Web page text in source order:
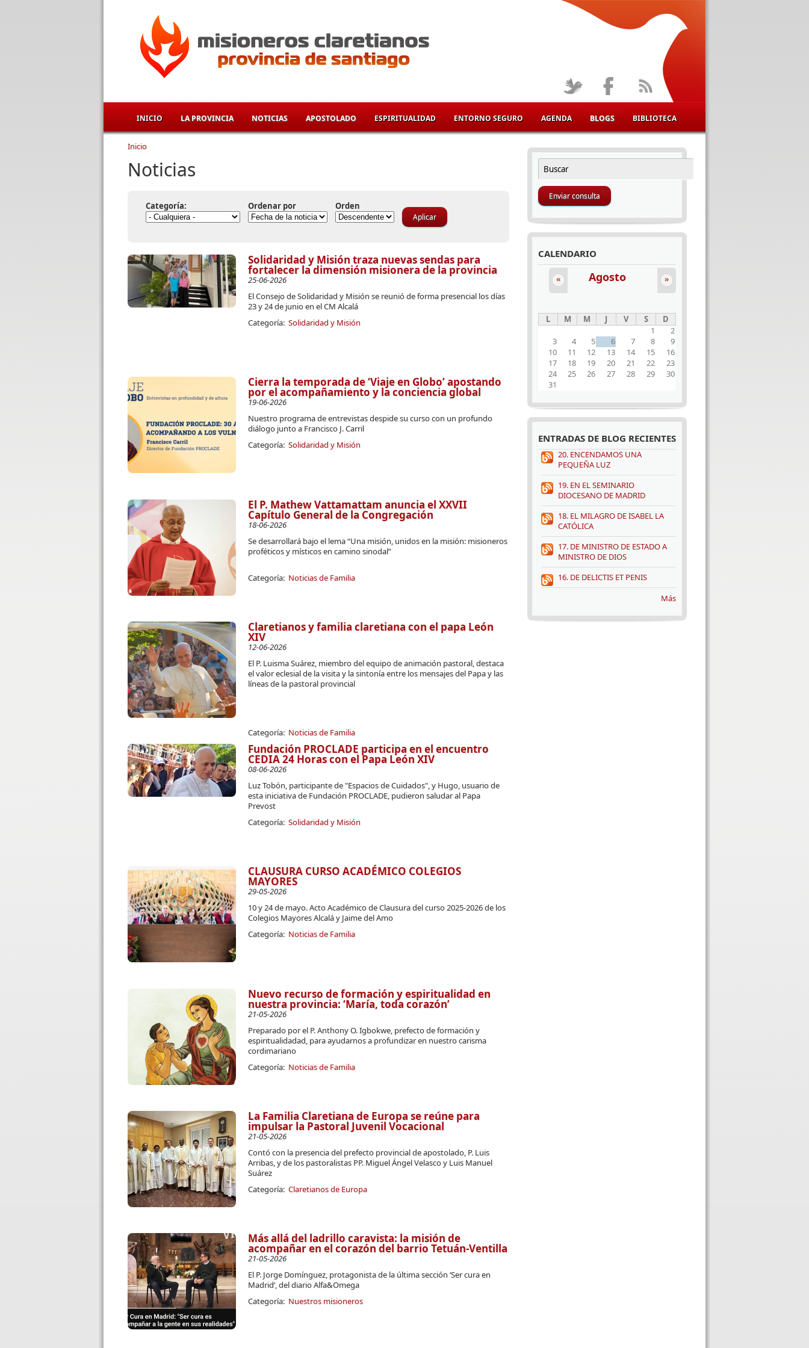
INICIO LA PROVINCIA NOTICIAS APOSTOLADO ESPIRITUALIDAD ENTORNO SEGURO AGENDA BLOGS BIBLIOTECA
Se encuentra usted aquí
Inicio
Noticias
Categoría: Ordenar por Orden
Solidaridad y Misión traza nuevas sendas para
fortalecer la dimensión misionera de la provincia
25-06-2026
El Consejo de Solidaridad y Misión se reunió de forma presencial los días
23 y 24 de junio en el CM Alcalá
Categoría: Solidaridad y Misión
Cierra la temporada de ‘Viaje en Globo’ apostando
por el acompañamiento y la conciencia global
19-06-2026
Nuestro programa de entrevistas despide su curso con un profundo
diálogo junto a Francisco J. Carril
Categoría: Solidaridad y Misión
El P. Mathew Vattamattam anuncia el XXVII
Capítulo General de la Congregación
18-06-2026
Se desarrollará bajo el lema “Una misión, unidos en la misión: misioneros
proféticos y místicos en camino sinodal”
Categoría: Noticias de Familia
Claretianos y familia claretiana con el papa León
XIV
12-06-2026
El P. Luisma Suárez, miembro del equipo de animación pastoral, destaca
el valor eclesial de la visita y la sintonía entre los mensajes del Papa y las
líneas de la pastoral provincial
Categoría: Noticias de Familia
Fundación PROCLADE participa en el encuentro
CEDIA 24 Horas con el Papa León XIV
08-06-2026
Luz Tobón, participante de "Espacios de Cuidados", y Hugo, usuario de
esta iniciativa de Fundación PROCLADE, pudieron saludar al Papa
Prevost
Categoría: Solidaridad y Misión
CLAUSURA CURSO ACADÉMICO COLEGIOS
MAYORES
29-05-2026
10 y 24 de mayo. Acto Académico de Clausura del curso 2025-2026 de los
Colegios Mayores Alcalá y Jaime del Amo
Categoría: Noticias de Familia
Nuevo recurso de formación y espiritualidad en
nuestra provincia: ‘María, toda corazón’
21-05-2026
Preparado por el P. Anthony O. Igbokwe, prefecto de formación y
espiritualidadad, para ayudarnos a profundizar en nuestro carisma
cordimariano
Categoría: Noticias de Familia
La Familia Claretiana de Europa se reúne para
impulsar la Pastoral Juvenil Vocacional
21-05-2026
Contó con la presencia del prefecto provincial de apostolado, P. Luis
Arribas, y de los pastoralistas PP. Miguel Ángel Velasco y Luis Manuel
Suárez
Categoría: Claretianos de Europa
Más allá del ladrillo caravista: la misión de
acompañar en el corazón del barrio Tetuán-Ventilla
21-05-2026
El P. Jorge Domínguez, protagonista de la última sección ‘Ser cura en
Madrid’, del diario Alfa&Omega
Categoría: Nuestros misioneros
FORMULARIO DE BÚSQUEDA
Buscar
CALENDARIO
Agosto
« »
L M M J V S
D
1
2
3
4 5 6 7 8
9
10
11 12 13 14 15
16
17
18 19 20 21 22
23
24
25 26 27 28 29
30
31
ENTRADAS DE BLOG RECIENTES
20. ENCENDAMOS UNA
PEQUEÑA LUZ
19. EN EL SEMINARIO
DIOCESANO DE MADRID
18. EL MILAGRO DE ISABEL LA
CATÓLICA
17. DE MINISTRO DE ESTADO A
MINISTRO DE DIOS
16. DE DELICTIS ET PENIS
Más